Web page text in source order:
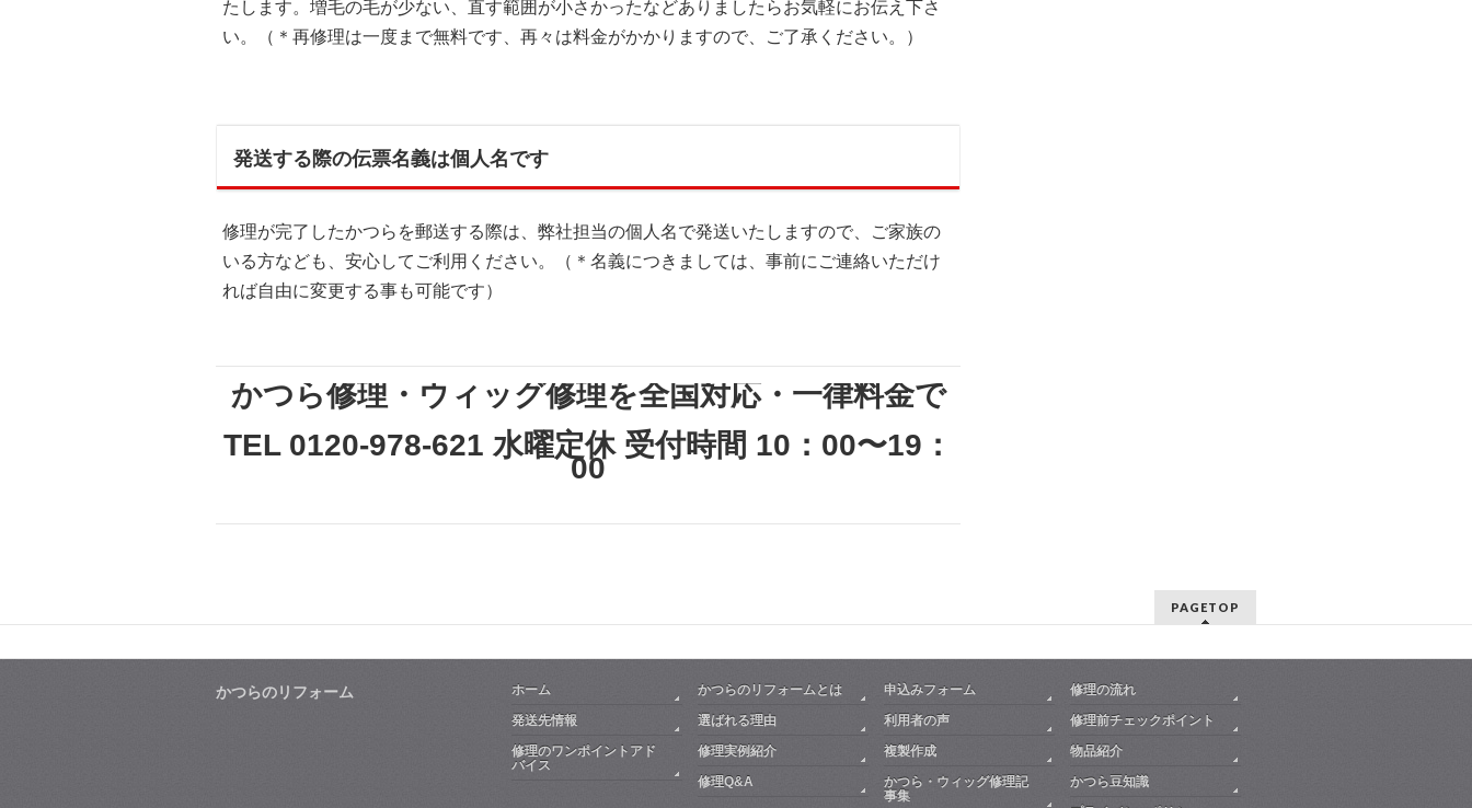
たします。増毛の毛が少ない、直す範囲が小さかったなどありましたらお気軽にお伝え下さ
い。（＊再修理は一度まで無料です、再々は料金がかかりますので、ご了承ください。）
発送する際の伝票名義は個人名です
修理が完了したかつらを郵送する際は、弊社担当の個人名で発送いたしますので、ご家族の
いる方なども、安心してご利用ください。（＊名義につきましては、事前にご連絡いただけ
れば自由に変更する事も可能です）
かつら修理・ウィッグ修理を全国対応・一律料金で
TEL 0120-978-621 水曜定休 受付時間 10：00〜19：
00
PAGETOP
かつらのリフォーム ホーム かつらのリフォームとは 申込みフォーム
修理の流れ
発送先情報
選ばれる理由 利用者の声
修理前チェックポイント
修理のワンポイントアド
バイス
修理実例紹介 複製作成
物品紹介
修理Q&A
かつら・ウィッグ修理記
事集
かつら豆知識